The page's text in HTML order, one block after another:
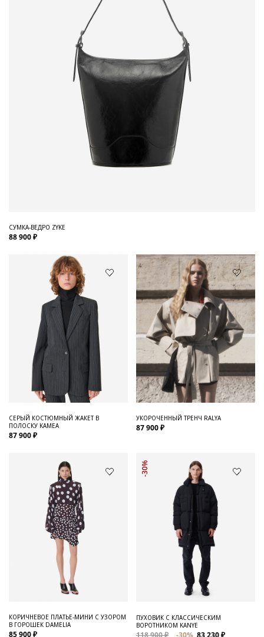
СУМКА-ВЕДРО ZYKE
88 900 ₽
СЕРЫЙ КОСТЮМНЫЙ ЖАКЕТ В
ПОЛОСКУ KAMEA
87 900 ₽
УКОРОЧЕННЫЙ ТРЕНЧ RALYA
87 900 ₽
КОРИЧНЕВОЕ ПЛАТЬЕ-МИНИ С УЗОРОМ
В ГОРОШЕК DAMELIA
85 900 ₽
-30%
ПУХОВИК С КЛАССИЧЕСКИМ
ВОРОТНИКОМ KANYE
118 900 ₽ -30% 83 230 ₽